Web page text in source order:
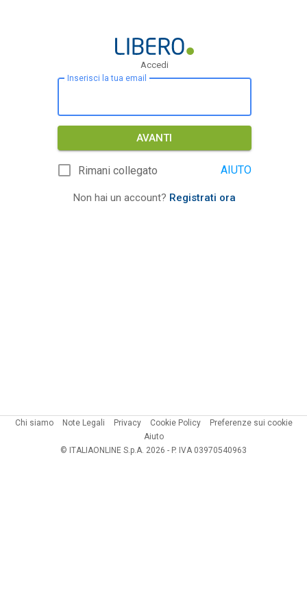
Accedi
Inserisci la tua email
AVANTI
Rimani collegato AIUTO
Non hai un account? Registrati ora
Chi siamo Note Legali Privacy Cookie Policy
Preferenze sui cookie
Aiuto
© ITALIAONLINE S.p.A. 2026 - P. IVA 03970540963